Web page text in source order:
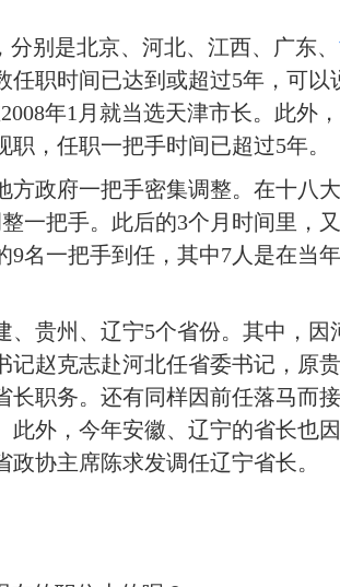
别是北京、河北、江西、广东、
职时间已达到或超过5年，可以
年1月就当选天津市长。此外
，任职一把手时间已超过5年。
政府一把手密集调整。在十八
一把手。此后的3个月时间里，
名一把手到任，其中7人是在当
贵州、辽宁5个省份。其中，因
赵克志赴河北任省委书记，原
职务。还有同样因前任落马而
外，今年安徽、辽宁的省长也
协主席陈求发调任辽宁省长。